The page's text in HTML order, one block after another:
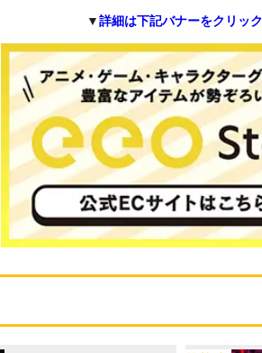
▼詳細は下記バナーをクリック